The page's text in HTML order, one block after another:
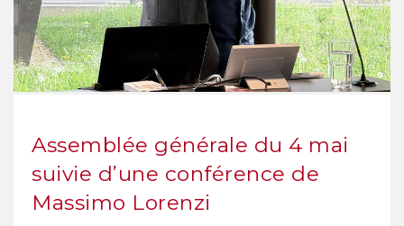
Assemblée générale du 4 mai
suivie d’une conférence de
Massimo Lorenzi